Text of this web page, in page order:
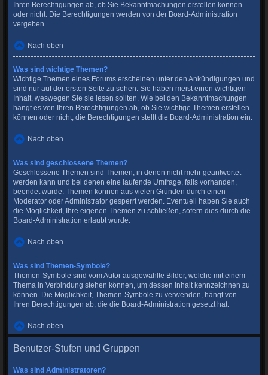
Ihren Berechtigungen ab, ob Sie Bekanntmachungen erstellen können
oder nicht. Die Berechtigungen werden von der Board-Administration
vergeben.
Nach oben
Was sind wichtige Themen?
Wichtige Themen eines Forums erscheinen unter den Ankündigungen und
sind nur auf der ersten Seite zu sehen. Sie haben meist einen wichtigen
Inhalt, weswegen Sie sie lesen sollten. Wie bei den Bekanntmachungen
hängt es von Ihren Berechtigungen ab, ob Sie wichtige Themen erstellen
können oder nicht; die Berechtigungen stellt die Board-Administration ein.
Nach oben
Was sind geschlossene Themen?
Geschlossene Themen sind Themen, in denen nicht mehr geantwortet
werden kann und bei denen eine laufende Umfrage, falls vorhanden,
beendet wurde. Themen können aus vielen Gründen durch einen
Moderator oder Administrator gesperrt werden. Eventuell haben Sie auch
die Möglichkeit, Ihre eigenen Themen zu schließen, sofern dies durch die
Board-Administration erlaubt wurde.
Nach oben
Was sind Themen-Symbole?
Themen-Symbole sind vom Autor ausgewählte Bilder, welche mit einem
Thema in Verbindung stehen können, um dessen Inhalt kennzeichnen zu
können. Die Möglichkeit, Themen-Symbole zu verwenden, hängt von
Ihren Berechtigungen ab, die die Board-Administration gesetzt hat.
Nach oben
Benutzer-Stufen und Gruppen
Was sind Administratoren?